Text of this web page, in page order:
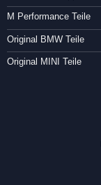
M Performance Teile
Original BMW Teile
Original MINI Teile